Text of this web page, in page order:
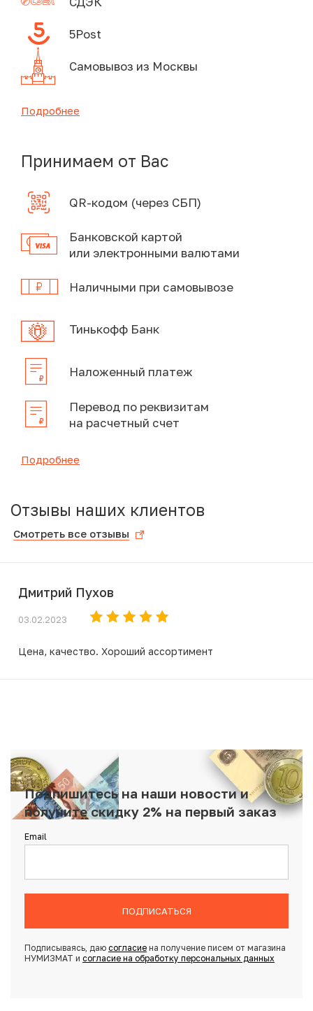
5Post
Самовывоз из Москвы
Подробнее
Принимаем от Вас
QR-кодом (через СБП)
Банковской картой
или электронными валютами
Наличными при самовывозе
Тинькофф Банк
Наложенный платеж
Перевод по реквизитам
на расчетный счет
Подробнее
Отзывы наших клиентов
Смотреть все отзывы
Дмитрий Пухов
03.02.2023
Цена, качество. Хороший ассортимент
Подпишитесь на наши новости и
получите скидку 2% на первый заказ
Email
ПОДПИСАТЬСЯ
Подписываясь, даю согласиена получение писем от магазина
НУМИЗМАТ и согласие на обработку персональных данных